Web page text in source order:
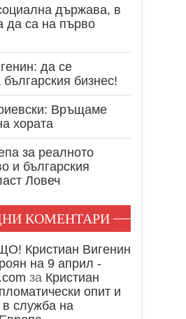
държава, в
да са на първо
да се
бизнес!
Връщаме
хората
за реалното
и българския
Ловеч
КОМЕНТАРИ
Кристиан Вигенин
на 9 април -
за Кристиан
опит и
в служба на